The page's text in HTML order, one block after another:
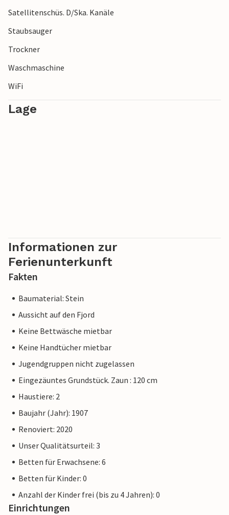
Satellitenschüs. D/Ska. Kanäle
Staubsauger
Trockner
Waschmaschine
WiFi
Lage
Informationen zur
Ferienunterkunft
Fakten
Baumaterial: Stein
Aussicht auf den Fjord
Keine Bettwäsche mietbar
Keine Handtücher mietbar
Jugendgruppen nicht zugelassen
Eingezäuntes Grundstück. Zaun : 120 cm
Haustiere: 2
Baujahr (Jahr): 1907
Renoviert: 2020
Unser Qualitätsurteil: 3
Betten für Erwachsene: 6
Betten für Kinder: 0
Anzahl der Kinder frei (bis zu 4 Jahren): 0
Einrichtungen